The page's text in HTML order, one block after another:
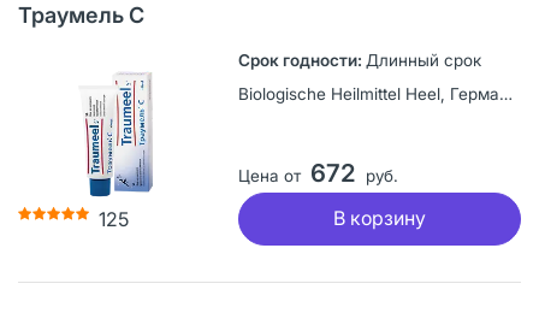
Траумель С
125
Длинный срок
Biologische Heilmittel Heel, Германия
Цена от 672 руб.
В корзину